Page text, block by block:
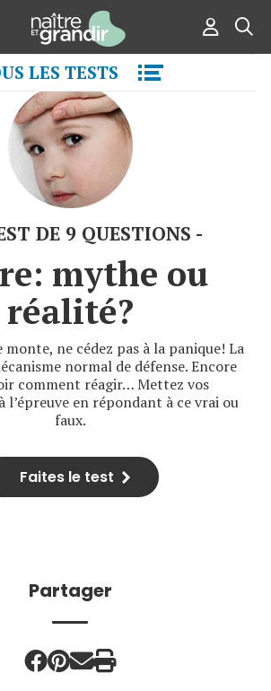
LES TESTS
DE 9 QUESTIONS
mythe ou
réalité?
ne cédez pas à la panique! La
normal de défense. Encore
comment réagir… Mettez vos
l’épreuve en répondant à ce vrai ou
faux.
Faites le test
Partager